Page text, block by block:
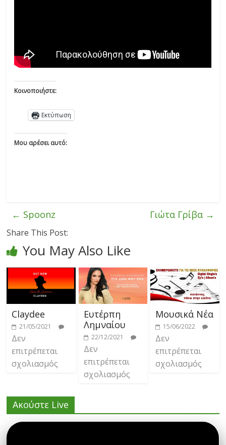
Κοινοποιήστε:
Εκτύπωση
Μου αρέσει αυτό:
← Spoonz Γιώτα Γρίβα →
Share This Post:
You May Also Like
Claydee
21/05/2021
Δεν
επιτρέπεται
σχολιασμός
Ευτέρπη
Λημναίου
22/12/2021
Δεν
επιτρέπεται
σχολιασμός
Μουσικά Νέα
15/06/2022
Δεν
επιτρέπεται
σχολιασμός
Ακούστε Live